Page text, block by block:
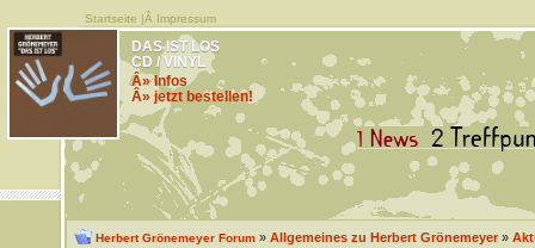
Startseite |Â Impressum
DAS IST LOS
CD / VINYL
Â» Infos
Â» jetzt bestellen!
Herbert Grönemeyer Forum» Allgemeines zu Herbert Grönemeyer»